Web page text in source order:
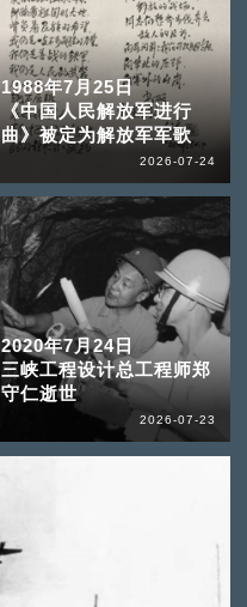
1988年7月25日
《中国人民解放军进行
曲》被定为解放军军歌
2026-07-24
2020年7月24日
三峡工程设计总工程师郑
守仁逝世
2026-07-23